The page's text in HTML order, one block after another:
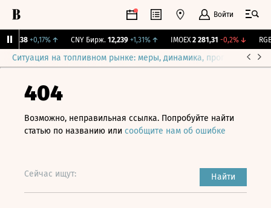
Войти
115,38 +0,17%↑ CNY Бирж. 12,239 +1,31% ↑ IMOEX 2 281,31 -0,2%↓
Ситуация на топливном рынке: меры, динамика, прогнозы
404
Возможно, неправильная ссылка. Попробуйте найти
статью по названию или сообщите нам об ошибке
Сейчас ищут: Найти